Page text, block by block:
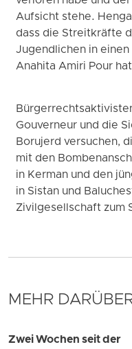
Aufsicht stehe.
dass die Streitkräfte
Jugendlichen in
Anahita Amiri Pour
Gouverneur und die
Borujerd versuchen,
mit den
in Kerman und den
in Sistan und
Zivilgesellschaft zum
MEHR
Zwei Wochen seit der